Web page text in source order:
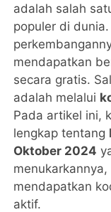
adalah salah
populer di
mendapatkan
secara gratis.
adalah melalui
Pada artikel ini,
lengkap tentang
Oktober 2024
mendapatkan
aktif.